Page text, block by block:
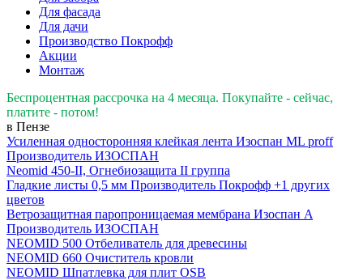
Для фасада
Для дачи
Производство Покрофф
Акции
Монтаж
Беспроцентная рассрочка на 4 месяца. Покупайте - сейчас,
платите - потом!
в Пензе
Усиленная односторонняя клейкая лента Изоспан ML proff
Производитель ИЗОСПАН
Neomid 450-II, Огнебиозащита II группа
Гладкие листы 0,5 мм Производитель Покрофф +1 других
цветов
Ветрозащитная паропроницаемая мембрана Изоспан A
Производитель ИЗОСПАН
NEOMID 500 Отбеливатель для древесины
NEOMID 660 Очиститель кровли
NEOMID Шпатлевка для плит OSB